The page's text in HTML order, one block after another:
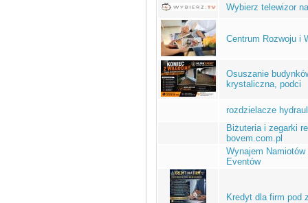
Wybierz telewizor
Centrum Rozwoju i
Osuszanie
krystaliczna, podci
rozdzielacze
Biżuteria i zegarki
bovem.com.pl
Wynajem
Eventów
Kredyt dla firm pod